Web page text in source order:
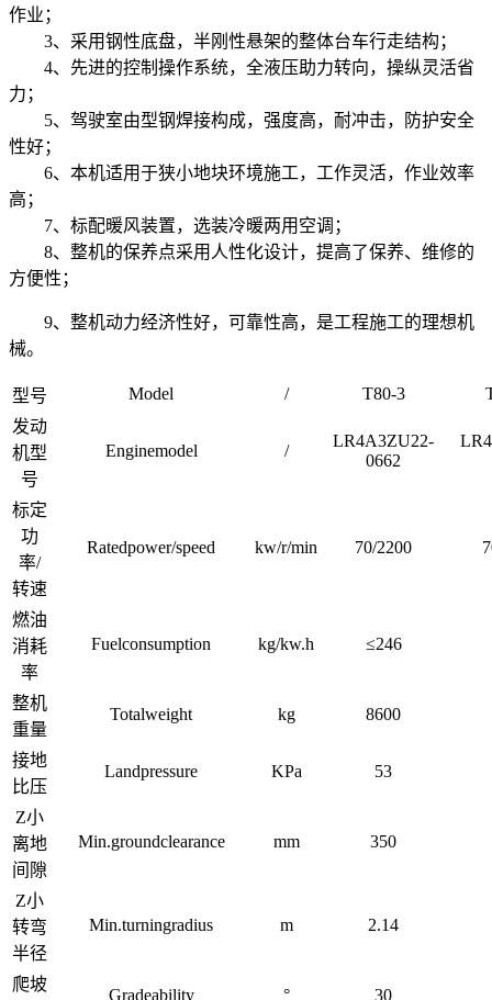
作业；
3、采用钢性底盘，半刚性悬架的整体台车行走结构；
4、先进的控制操作系统，全液压助力转向，操纵灵活省
力；
5、驾驶室由型钢焊接构成，强度高，耐冲击，防护安全
性好；
6、本机适用于狭小地块环境施工，工作灵活，作业效率
高；
7、标配暖风装置，选装冷暖两用空调；
8、整机的保养点采用人性化设计，提高了保养、维修的
方便性；
9、整机动力经济性好，可靠性高，是工程施工的理想机
械。
型号 Model / T80-3
发动
机型
号
Enginemodel /
LR4A3ZU22-
0662
标定
功
率/
转速
Ratedpower/speed kw/r/min 70/2200
燃油
消耗
率
Fuelconsumption kg/kw.h ≤246
整机
重量
Totalweight kg 8600
接地
比压
Landpressure KPa 53
Z小
离地
间隙
Min.groundclearance mm 350
Z小
转弯
半径
Min.turningradius m 2.14
爬坡
Gradeability ° 30